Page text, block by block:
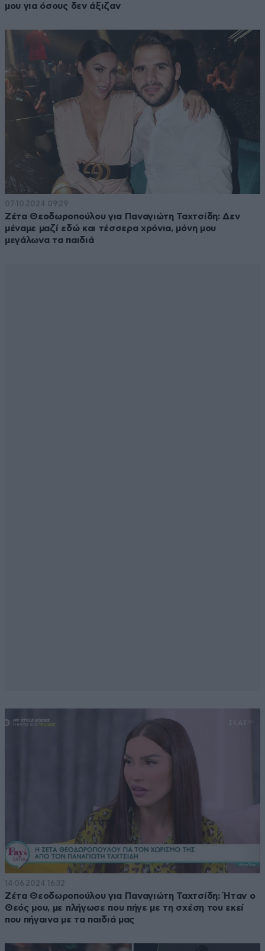
μου για όσους δεν άξιζαν
07·10·2024 09:29
Ζέτα Θεοδωροπούλου για Παναγιώτη Ταχτσίδη: Δεν
μέναμε μαζί εδώ και τέσσερα χρόνια, μόνη μου
μεγάλωνα τα παιδιά
14·06·2024 16:32
Ζέτα Θεοδωροπούλου για Παναγιώτη Ταχτσίδη: Ήταν ο
Θεός μου, με πλήγωσε που πήγε με τη σχέση του εκεί
που πήγαινα με τα παιδιά μας